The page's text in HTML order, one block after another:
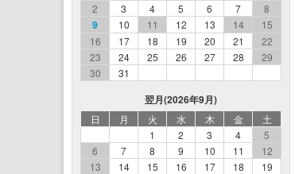
2
3 4 5 6 7 8
9 10 11 12 13 14
15
16
17 18 19 20 21
22
23
24 25 26 27 28
29
30
31
翌月(2026年9月)
日 月 火 水 木 金
土
1
2 3 4
5
6
7 8 9 10 11
12
13
14 15 16 17 18
19